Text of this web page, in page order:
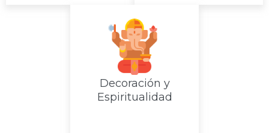
Decoración y
Espiritualidad